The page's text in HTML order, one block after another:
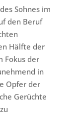
Sohnes im
den Beruf
Hälfte der
Fokus der
in
Opfer der
Gerüchte